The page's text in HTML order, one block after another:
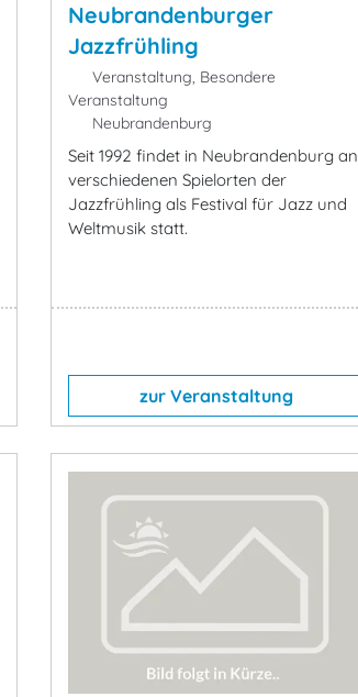
Neubrandenburger
Jazzfrühling
Veranstaltung, Besondere
Veranstaltung
Neubrandenburg
Seit 1992 findet in Neubrandenburg an
verschiedenen Spielorten der
Jazzfrühling als Festival für Jazz und
Weltmusik statt.
zur Veranstaltung